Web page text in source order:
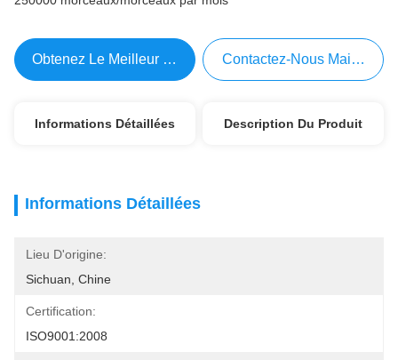
Obtenez Le Meilleur Prix Contactez-Nous Maintenant
Informations Détaillées Description Du Produit
Informations Détaillées
Lieu D'origine:
Sichuan, Chine
Certification:
ISO9001:2008